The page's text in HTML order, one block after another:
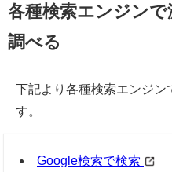
各種検索エンジン
調べる
下記より各種検索エンジン
す。
Google検索で検索